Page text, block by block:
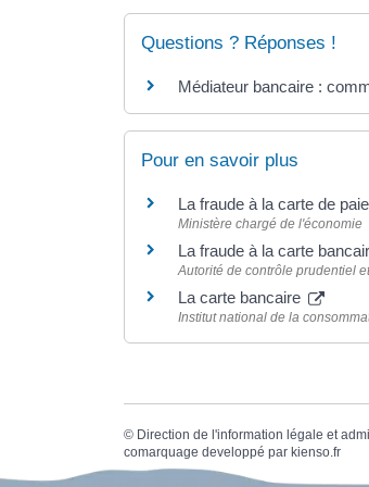
Questions ? Réponses !
Médiateur bancaire :
Pour en savoir plus
La fraude à la carte de
Ministère chargé de l'économie
La fraude à la carte
Autorité de contrôle prudentiel
La carte bancaire
Institut national de la
© Direction de l'information légale et
comarquage developpé par kienso.fr